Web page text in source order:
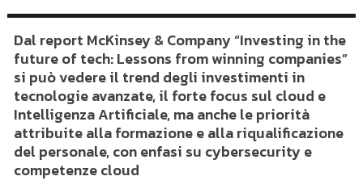
Dal report McKinsey & Company “Investing in the
future of tech: Lessons from winning companies”
si può vedere il trend degli investimenti in
tecnologie avanzate, il forte focus sul cloud e
Intelligenza Artificiale, ma anche le priorità
attribuite alla formazione e alla riqualificazione
del personale, con enfasi su cybersecurity e
competenze cloud